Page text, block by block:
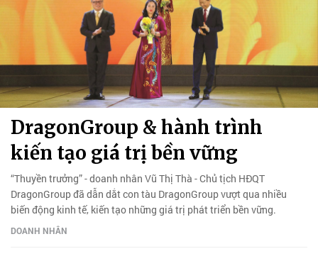
DragonGroup & hành trình
kiến tạo giá trị bền vững
“Thuyền trưởng” - doanh nhân Vũ Thị Thà - Chủ tịch HĐQT
DragonGroup đã dẫn dắt con tàu DragonGroup vượt qua nhiều
biến động kinh tế, kiến tạo những giá trị phát triển bền vững.
DOANH NHÂN